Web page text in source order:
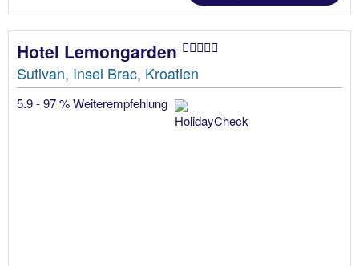
Hotel Lemongarden
Sutivan, Insel Brac, Kroatien
5.9 - 97 % Weiterempfehlung